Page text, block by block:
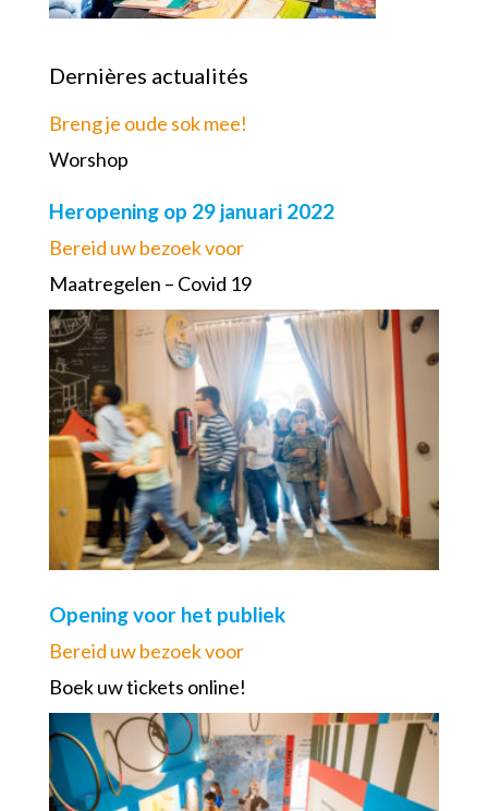
Dernières actualités
Breng je oude sok mee!
Worshop
Heropening op 29 januari 2022
Bereid uw bezoek voor
Maatregelen – Covid 19
Opening voor het publiek
Bereid uw bezoek voor
Boek uw tickets online!